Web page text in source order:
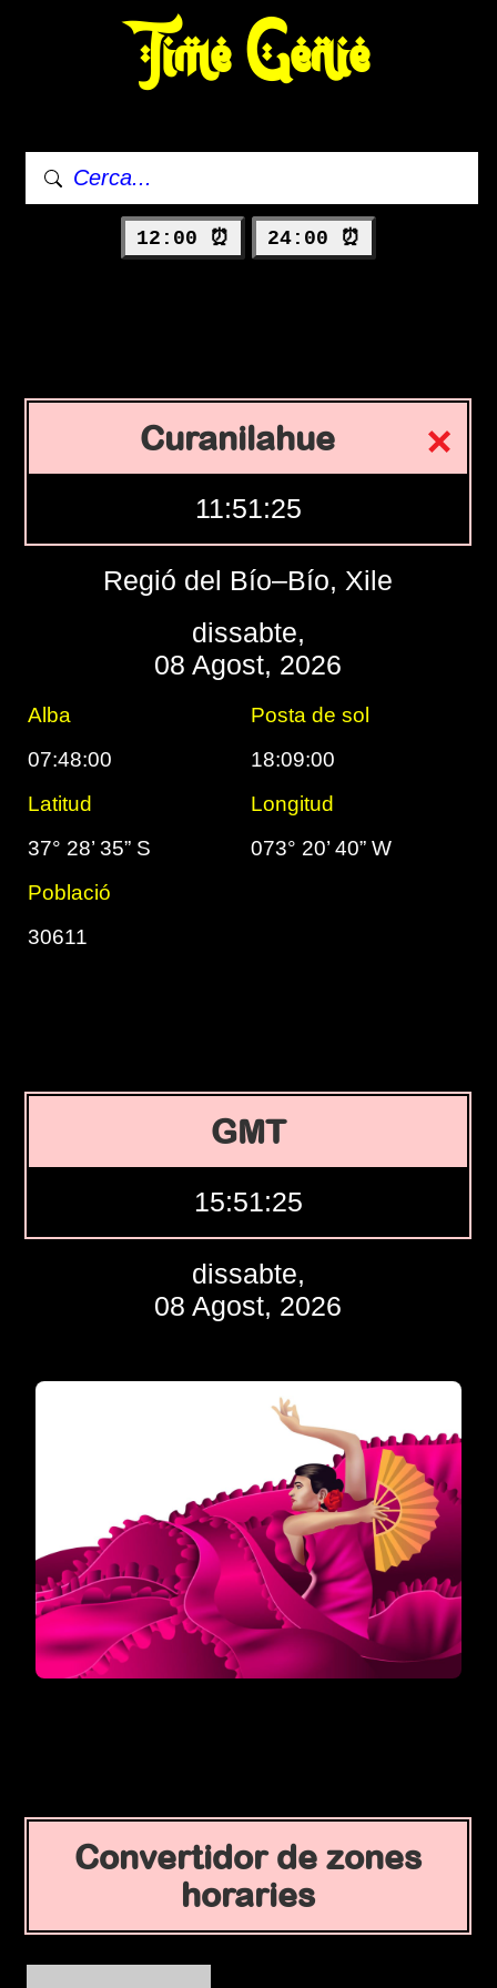
Time Genie
12:00 ⏰ 24:00 ⏰
Curanilahue
11:51:26
Regió del Bío–Bío, Xile
dissabte,
08 Agost, 2026
Alba
Posta de sol
07:48:00
18:09:00
Latitud
Longitud
37° 28’ 35” S
073° 20’ 40” W
Població
30611
GMT
15:51:26
dissabte,
08 Agost, 2026
Convertidor de zones
horaries